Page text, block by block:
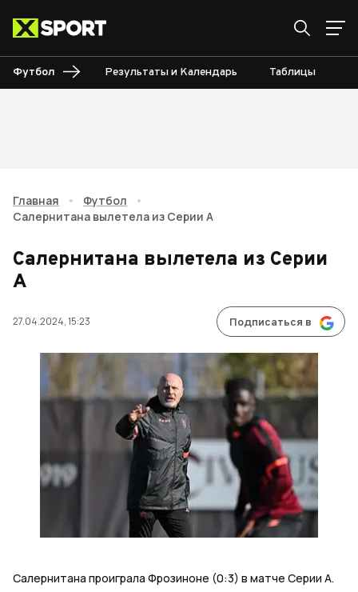
Футбол Результаты и Календарь Таблицы
Главная • Футбол
•
Салернитана вылетела из Серии А
Салернитана вылетела из Серии
А
27.04.2024, 15:23 Подписаться в
Салернитана проиграла Фрозиноне (0:3) в матче Серии А.